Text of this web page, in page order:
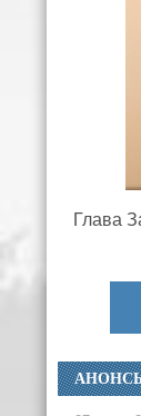
Глава